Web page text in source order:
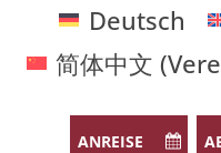
Deutsch
简体中文 (